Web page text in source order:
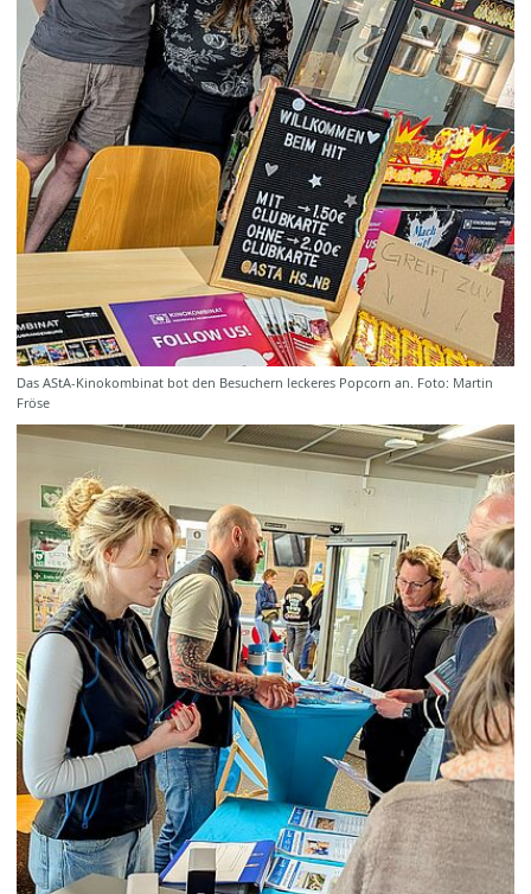
Das AStA-Kinokombinat bot den Besuchern leckeres Popcorn an. Foto: Martin
Fröse